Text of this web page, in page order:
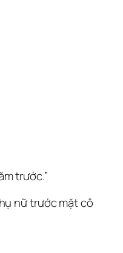
trước.”
nữ trước mặt cô